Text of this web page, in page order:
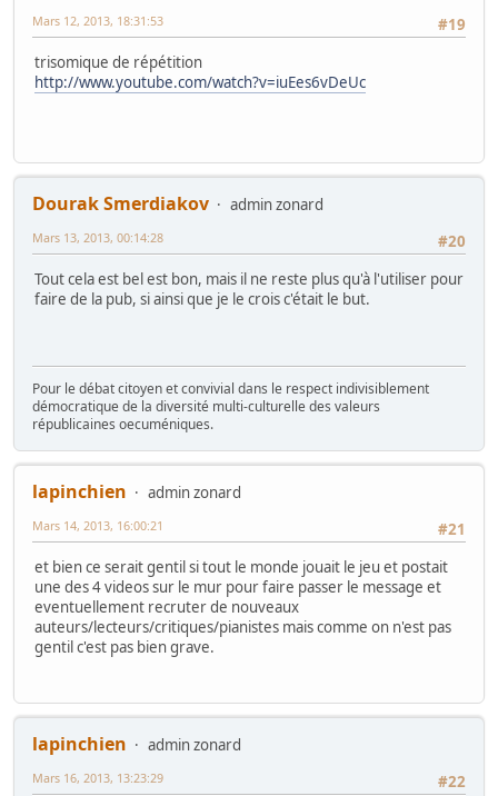
#19
Mars 12, 2013, 18:31:53
trisomique de répétition
http://www.youtube.com/watch?v=iuEes6vDeUc
Dourak Smerdiakov
admin zonard
#20
Mars 13, 2013, 00:14:28
Tout cela est bel est bon, mais il ne reste plus qu'à l'utiliser pour
faire de la pub, si ainsi que je le crois c'était le but.
Pour le débat citoyen et convivial dans le respect indivisiblement
démocratique de la diversité multi-culturelle des valeurs
républicaines oecuméniques.
lapinchien
admin zonard
#21
Mars 14, 2013, 16:00:21
et bien ce serait gentil si tout le monde jouait le jeu et postait
une des 4 videos sur le mur pour faire passer le message et
eventuellement recruter de nouveaux
auteurs/lecteurs/critiques/pianistes mais comme on n'est pas
gentil c'est pas bien grave.
lapinchien
admin zonard
#22
Mars 16, 2013, 13:23:29